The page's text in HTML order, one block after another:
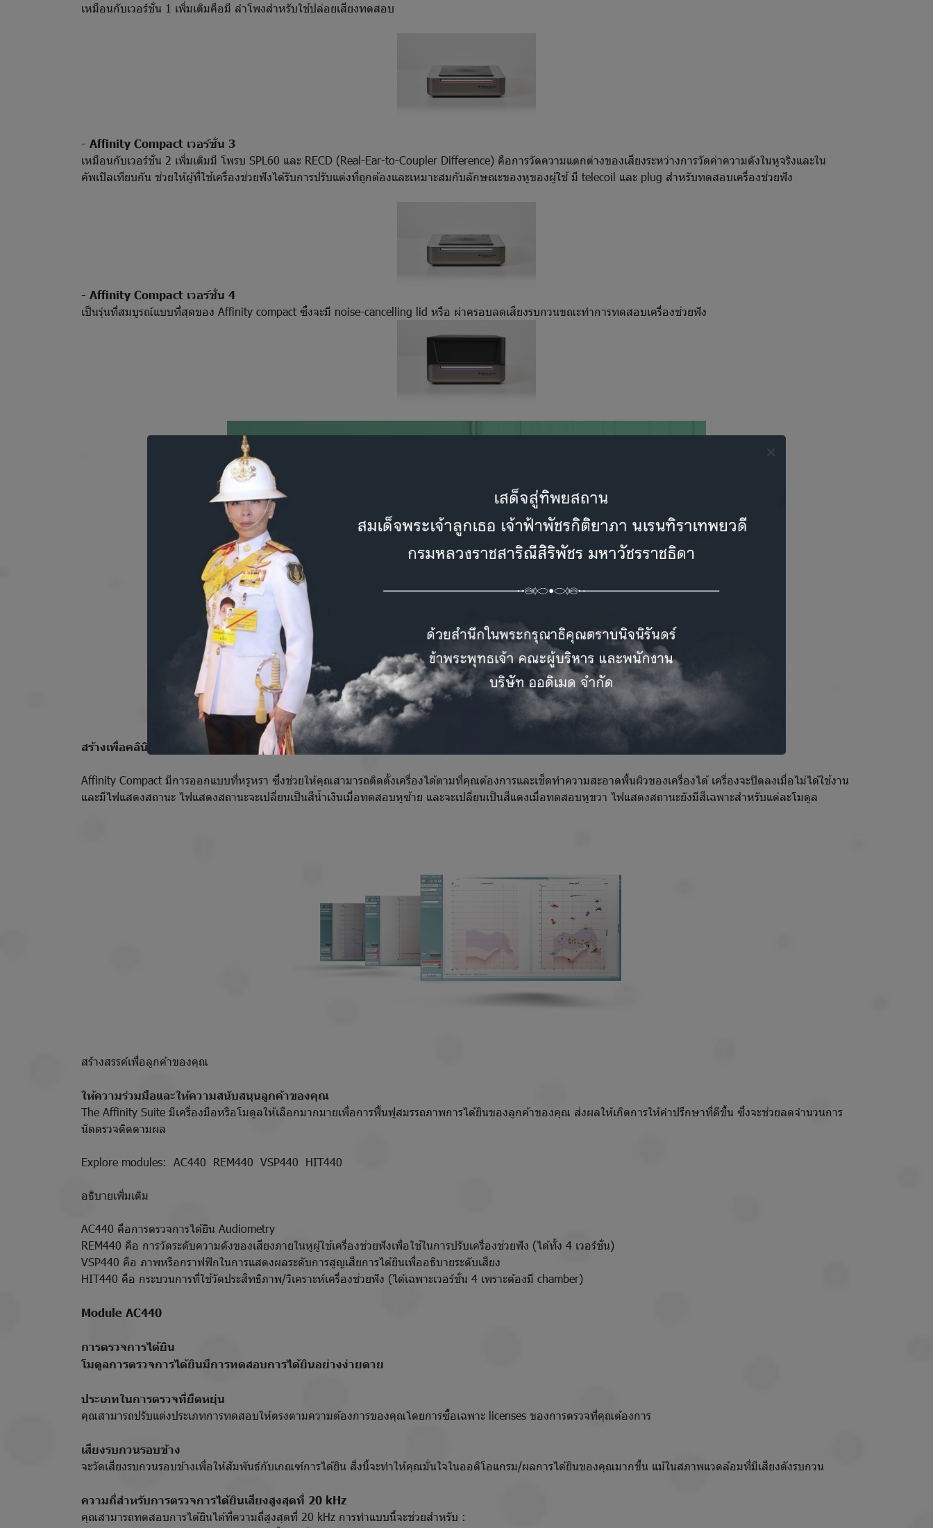
เหมือนกับเวอร์ชั่น 1 เพิ่มเติมคือมี ลำโพงสำหรับใช้ปล่อยเสียงทดสอบ
- Affinity Compact เวอร์ชั่น 3
เหมือนกับเวอร์ชั่น 2 เพิ่มเติมมี โพรบ SPL60 และ RECD (Real-Ear-to-Coupler Difference) คือการวัดความแตกต่างของเสียงระหว่างการวัดค่าความดังในหูจริงและใน
คัพเปิลเทียบกัน ช่วยให้ผู้ที่ใช้เครื่องช่วยฟังได้รับการปรับแต่งที่ถูกต้องและเหมาะสมกับลักษณะของหูของผู้ใช้ มี telecoil และ plug สำหรับทดสอบเครื่องช่วยฟัง
- Affinity Compact เวอร์ชั่น 4
เป็นรุ่นที่สมบูรณ์แบบที่สุดของ Affinity compact ซึ่งจะมี noise-cancelling lid หรือ ผ่าครอบลดเสียงรบกวนขณะทำการทดสอบเครื่องช่วยฟัง
สร้างเพื่อคลินิคของคุณ
Affinity Compact มีการออกแบบที่หรูหรา ซึ่งช่วยให้คุณสามารถติดตั้งเครื่องได้ตามที่คุณต้องการและเช็ดทำความสะอาดพื้นผิวของเครื่องได้ เครื่องจะปิดลงเมื่อไม่ได้ใช้งาน
และมีไฟแสดงสถานะ ไฟแสดงสถานะจะเปลี่ยนเป็นสีน้ำเงินเมื่อทดสอบหูซ้าย และจะเปลี่ยนเป็นสีแดงเมื่อทดสอบหูขวา ไฟแสดงสถานะยังมีสีเฉพาะสำหรับแต่ละโมดูล
สร้างสรรค์เพื่อลูกค้าของคุณ
ให้ความร่วมมือและให้ความสนับสนุนลูกค้าของคุณ
The Affinity Suite มีเครื่องมือหรือโมดูลให้เลือกมากมายเพื่อการฟื้นฟูสมรรถภาพการได้ยินของลูกค้าของคุณ ส่งผลให้เกิดการให้คำปรึกษาที่ดีขึ้น ซึ่งจะช่วยลดจำนวนการ
นัดตรวจติดตามผล
Explore modules: AC440 REM440 VSP440 HIT440
อธิบายเพิ่มเติม
AC440 คือการตรวจการได้ยิน Audiometry
REM440 คือ การวัดระดับความดังของเสียงภายในหูผู้ใช้เครื่องช่วยฟังเพื่อใช้ในการปรับเครื่องช่วยฟัง (ได้ทั้ง 4 เวอร์ชั่น)
VSP440 คือ ภาพหรือกราฟฟิกในการแสดงผลระดับการสูญเสียการได้ยินเพื่ออธิบายระดับเสียง
HIT440 คือ กระบวนการที่ใช้วัดประสิทธิภาพ/วิเคราะห์เครื่องช่วยฟัง (ได้เฉพาะเวอร์ชั่น 4 เพราะต้องมี chamber)
Module AC440
การตรวจการได้ยิน
โมดูลการตรวจการได้ยินมีการทดสอบการได้ยินอย่างง่ายดาย
ประเภทในการตรวจที่ยืดหยุ่น
คุณสามารถปรับแต่งประเภทการทดสอบให้ตรงตามความต้องการของคุณโดยการซื้อเฉพาะ licenses ของการตรวจที่คุณต้องการ
เสียงรบกวนรอบข้าง
จะวัดเสียงรบกวนรอบข้างเพื่อให้สัมพันธ์กับเกณฑ์การได้ยิน สิ่งนี้จะทำให้คุณมั่นใจในออดิโอแกรม/ผลการได้ยินของคุณมากขึ้น แม้ในสภาพแวดล้อมที่มีเสียงดังรบกวน
ความถี่สำหรับการตรวจการได้ยินเสียงสูงสุดที่ 20 kHz
คุณสามารถทดสอบการได้ยินได้ที่ความถี่สูงสุดที่ 20 kHz การทำแบบนี้จะช่วยสำหรับ :